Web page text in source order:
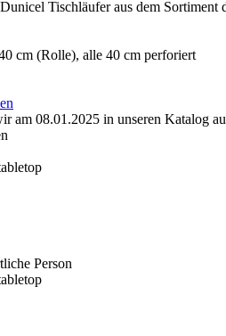
Tischläufer aus dem
cm (Rolle), alle 40 cm perforiert
am 08.01.2025 in unseren Katalog
Person